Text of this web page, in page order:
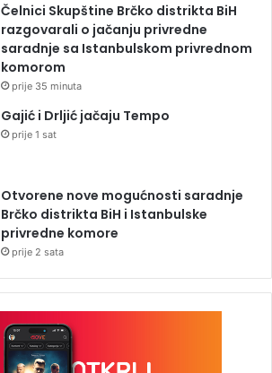
Čelnici Skupštine Brčko distrikta BiH
razgovarali o jačanju privredne
saradnje sa Istanbulskom privrednom
komorom
prije 35 minuta
Gajić i Drljić jačaju Tempo
prije 1 sat
Otvorene nove mogućnosti saradnje
Brčko distrikta BiH i Istanbulske
privredne komore
prije 2 sata